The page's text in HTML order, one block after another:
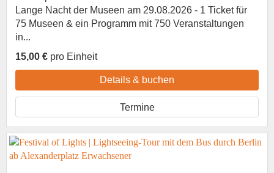
Lange Nacht der Museen am 29.08.2026 - 1 Ticket für
75 Museen & ein Programm mit 750 Veranstaltungen
in...
15,00 € pro Einheit
Details & buchen
Termine